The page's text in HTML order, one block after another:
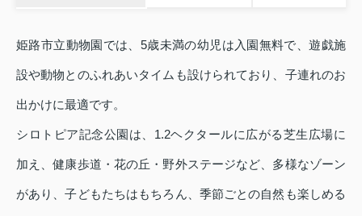
姫路市立動物園では、5歳未満の幼児は入園無料で、遊戯施
設や動物とのふれあいタイムも設けられており、子連れのお
出かけに最適です。
シロトピア記念公園は、1.2ヘクタールに広がる芝生広場に
加え、健康歩道・花の丘・野外ステージなど、多様なゾーン
があり、子どもたちはもちろん、季節ごとの自然も楽しめる